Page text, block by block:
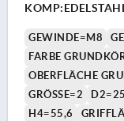
GEWINDE=M8
FARBE
OBERFLÄCHE
GRÖSSE=2
D2=25
H4=55,6